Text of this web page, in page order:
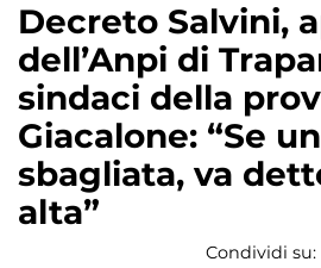
Decreto Salvini,
dell’Anpi di
sindaci della
Giacalone: “Se
sbagliata, va
alta”
Condividi su: